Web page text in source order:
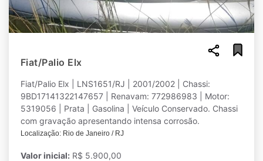
Fiat/Palio Elx
Fiat/Palio Elx | LNS1651/RJ | 2001/2002 | Chassi:
9BD17141322147657 | Renavam: 772986983 | Motor:
5319056 | Prata | Gasolina | Veículo Conservado. Chassi
com gravação apresentando intensa corrosão.
Localização: Rio de Janeiro / RJ
Valor inicial: R$ 5.900,00